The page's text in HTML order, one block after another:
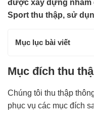
được xây dựng nhằm
Sport thu thập, sử
Mục lục bài viết
Mục đích thu
Chúng tôi thu thập
phục vụ các mục đích